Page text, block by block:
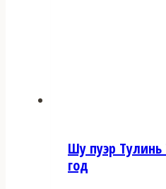
Шу пуэр Тулинь
год